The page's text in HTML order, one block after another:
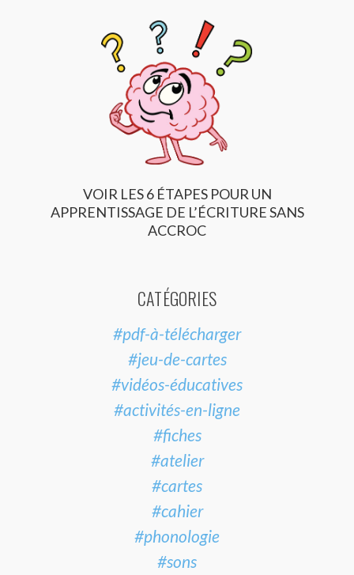
VOIR LES 6 ÉTAPES POUR UN
APPRENTISSAGE DE L’ÉCRITURE SANS
ACCROC
CATÉGORIES
#pdf-à-télécharger
#jeu-de-cartes
#vidéos-éducatives
#activités-en-ligne
#fiches
#atelier
#cartes
#cahier
#phonologie
#sons